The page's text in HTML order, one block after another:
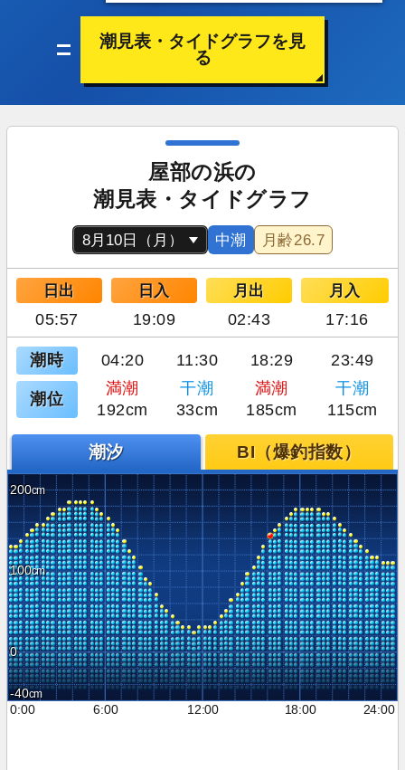
潮見表・タイドグラフを見
る
屋部の浜の
潮見表・タイドグラフ
中潮 月齢26.7
日出 日入 月出 月入
05:57 19:09 02:43 17:16
潮時 04:20 11:30 18:29 23:49
潮位
満潮 干潮 満潮
干潮
192cm
33cm 185cm 115cm
潮汐 BI（爆釣指数）
200
100
0
-40
0:00
6:00 12:00 18:00 24:00